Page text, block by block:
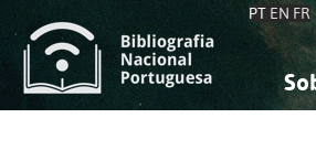
PT EN FR